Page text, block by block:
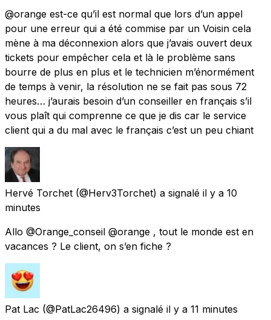
@orange est-ce qu’il est normal que lors d’un appel
pour une erreur qui a été commise par un Voisin cela
mène à ma déconnexion alors que j’avais ouvert deux
tickets pour empêcher cela et là le problème sans
bourre de plus en plus et le technicien m’énormément
de temps à venir, la résolution ne se fait pas sous 72
heures… j’aurais besoin d’un conseiller en français s’il
vous plaît qui comprenne ce que je dis car le service
client qui a du mal avec le français c’est un peu chiant
Hervé Torchet (@Herv3Torchet) a signalé il y a 10
minutes
Allo @Orange_conseil @orange , tout le monde est en
vacances ? Le client, on s’en fiche ?
Pat Lac (@PatLac26496) a signalé il y a 11 minutes